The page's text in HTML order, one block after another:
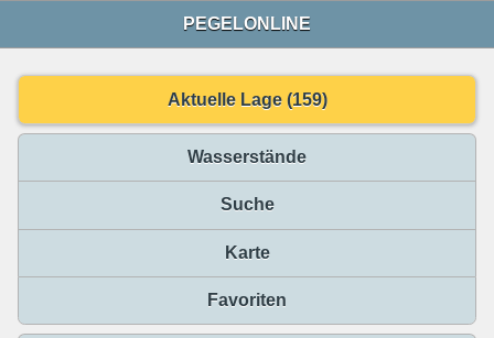
PEGELONLINE
Aktuelle Lage (159)
Wasserstände
Suche
Karte
Favoriten